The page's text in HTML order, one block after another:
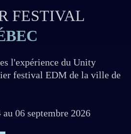
FESTIVAL
l'expérience du Unity
festival EDM de la ville de
06 septembre 2026